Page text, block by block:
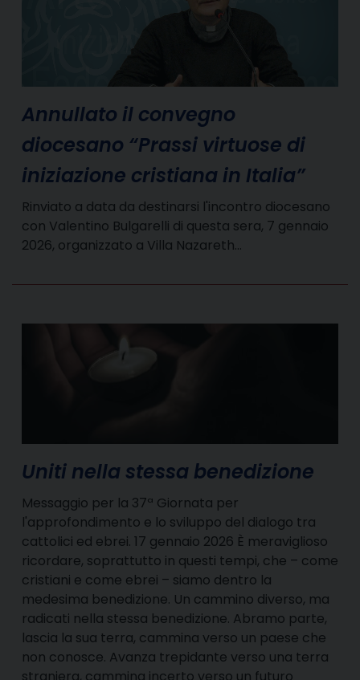
Annullato il convegno
diocesano “Prassi virtuose di
iniziazione cristiana in Italia”
Rinviato a data da destinarsi l'incontro diocesano
con Valentino Bulgarelli di questa sera, 7 gennaio
2026, organizzato a Villa Nazareth…
Uniti nella stessa benedizione
Messaggio per la 37ª Giornata per
l'approfondimento e lo sviluppo del dialogo tra
cattolici ed ebrei. 17 gennaio 2026 È meraviglioso
ricordare, soprattutto in questi tempi, che – come
cristiani e come ebrei – siamo dentro la
medesima benedizione. Un cammino diverso, ma
radicati nella stessa benedizione. Abramo parte,
lascia la sua terra, cammina verso un paese che
non conosce. Avanza trepidante verso una terra
straniera, cammina incerto verso un futuro